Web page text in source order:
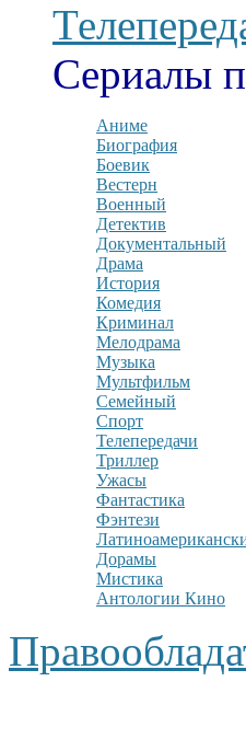
Сериалы
Аниме
Биография
Боевик
Вестерн
Военный
Детектив
Документальный
Драма
История
Комедия
Криминал
Мелодрама
Музыка
Мультфильм
Семейный
Спорт
Телепередачи
Триллер
Ужасы
Фантастика
Фэнтези
Дорамы
Мистика
Антологии Кино